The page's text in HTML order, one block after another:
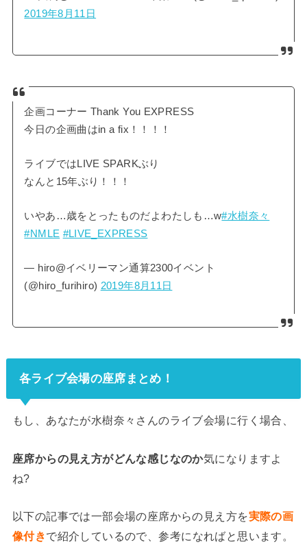
2019年8月11日
企画コーナー Thank You EXPRESS
今日の企画曲はin a fix！！！！
ライブではLIVE SPARKぶり
なんと15年ぶり！！！
いやあ…歳をとったものだよわたしも…w#水樹奈々
#NMLE #LIVE_EXPRESS
— hiro@イベリーマン通算2300イベント
(@hiro_furihiro) 2019年8月11日
各ライブ会場の座席まとめ！
もし、あなたが水樹奈々さんのライブ会場に行く場合、
座席からの見え方がどんな感じなのか気になりますよ
ね?
以下の記事では一部会場の座席からの見え方を実際の画
像付きで紹介しているので、参考になればと思います。